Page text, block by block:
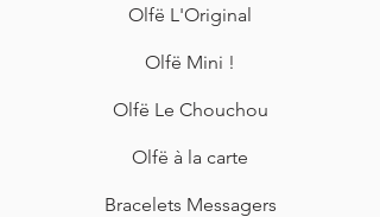
Olfë L'Original
Olfë Mini !
Olfë Le Chouchou
Olfë à la carte
Bracelets Messagers